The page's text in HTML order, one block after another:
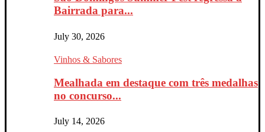
Bairrada para...
July 30, 2026
Vinhos & Sabores
Mealhada em destaque com três medalhas
no concurso...
July 14, 2026